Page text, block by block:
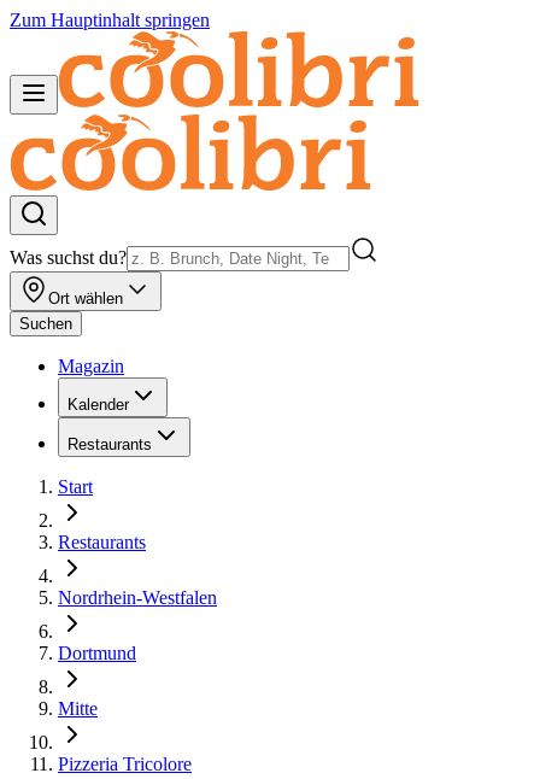
Zum Hauptinhalt springen
Was suchst du?
Ort wählen
Suchen
Magazin
Kalender
Restaurants
Start
Restaurants
Nordrhein-Westfalen
Dortmund
Mitte
Pizzeria Tricolore